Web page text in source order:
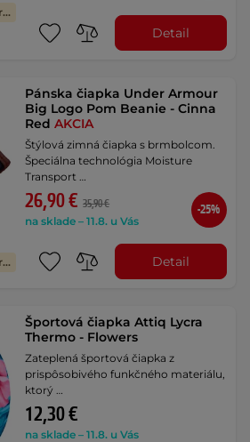
Výmena veľkosti zadarmo
Detail
Výmena veľkosti zadarmo
Pánska čiapka Under Armour
Big Logo Pom Beanie - Cinna
RedAKCIA
Štýlová zimná čiapka s brmbolcom.
Špeciálna technológia Moisture
Transport …
26,90 € 35,90 €
na sklade – 11.8. u Vás
-25%
Detail
Športová čiapka Attiq Lycra
Thermo - Flowers
Zateplená športová čiapka z
prispôsobivého funkčného materiálu,
ktorý …
12,30 €
na sklade – 11.8. u Vás